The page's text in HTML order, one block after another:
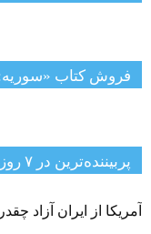
فروش کتاب
پربیننده‌ترین‌ در ۷ روز گذشته
آمریکا از ایران آزاد